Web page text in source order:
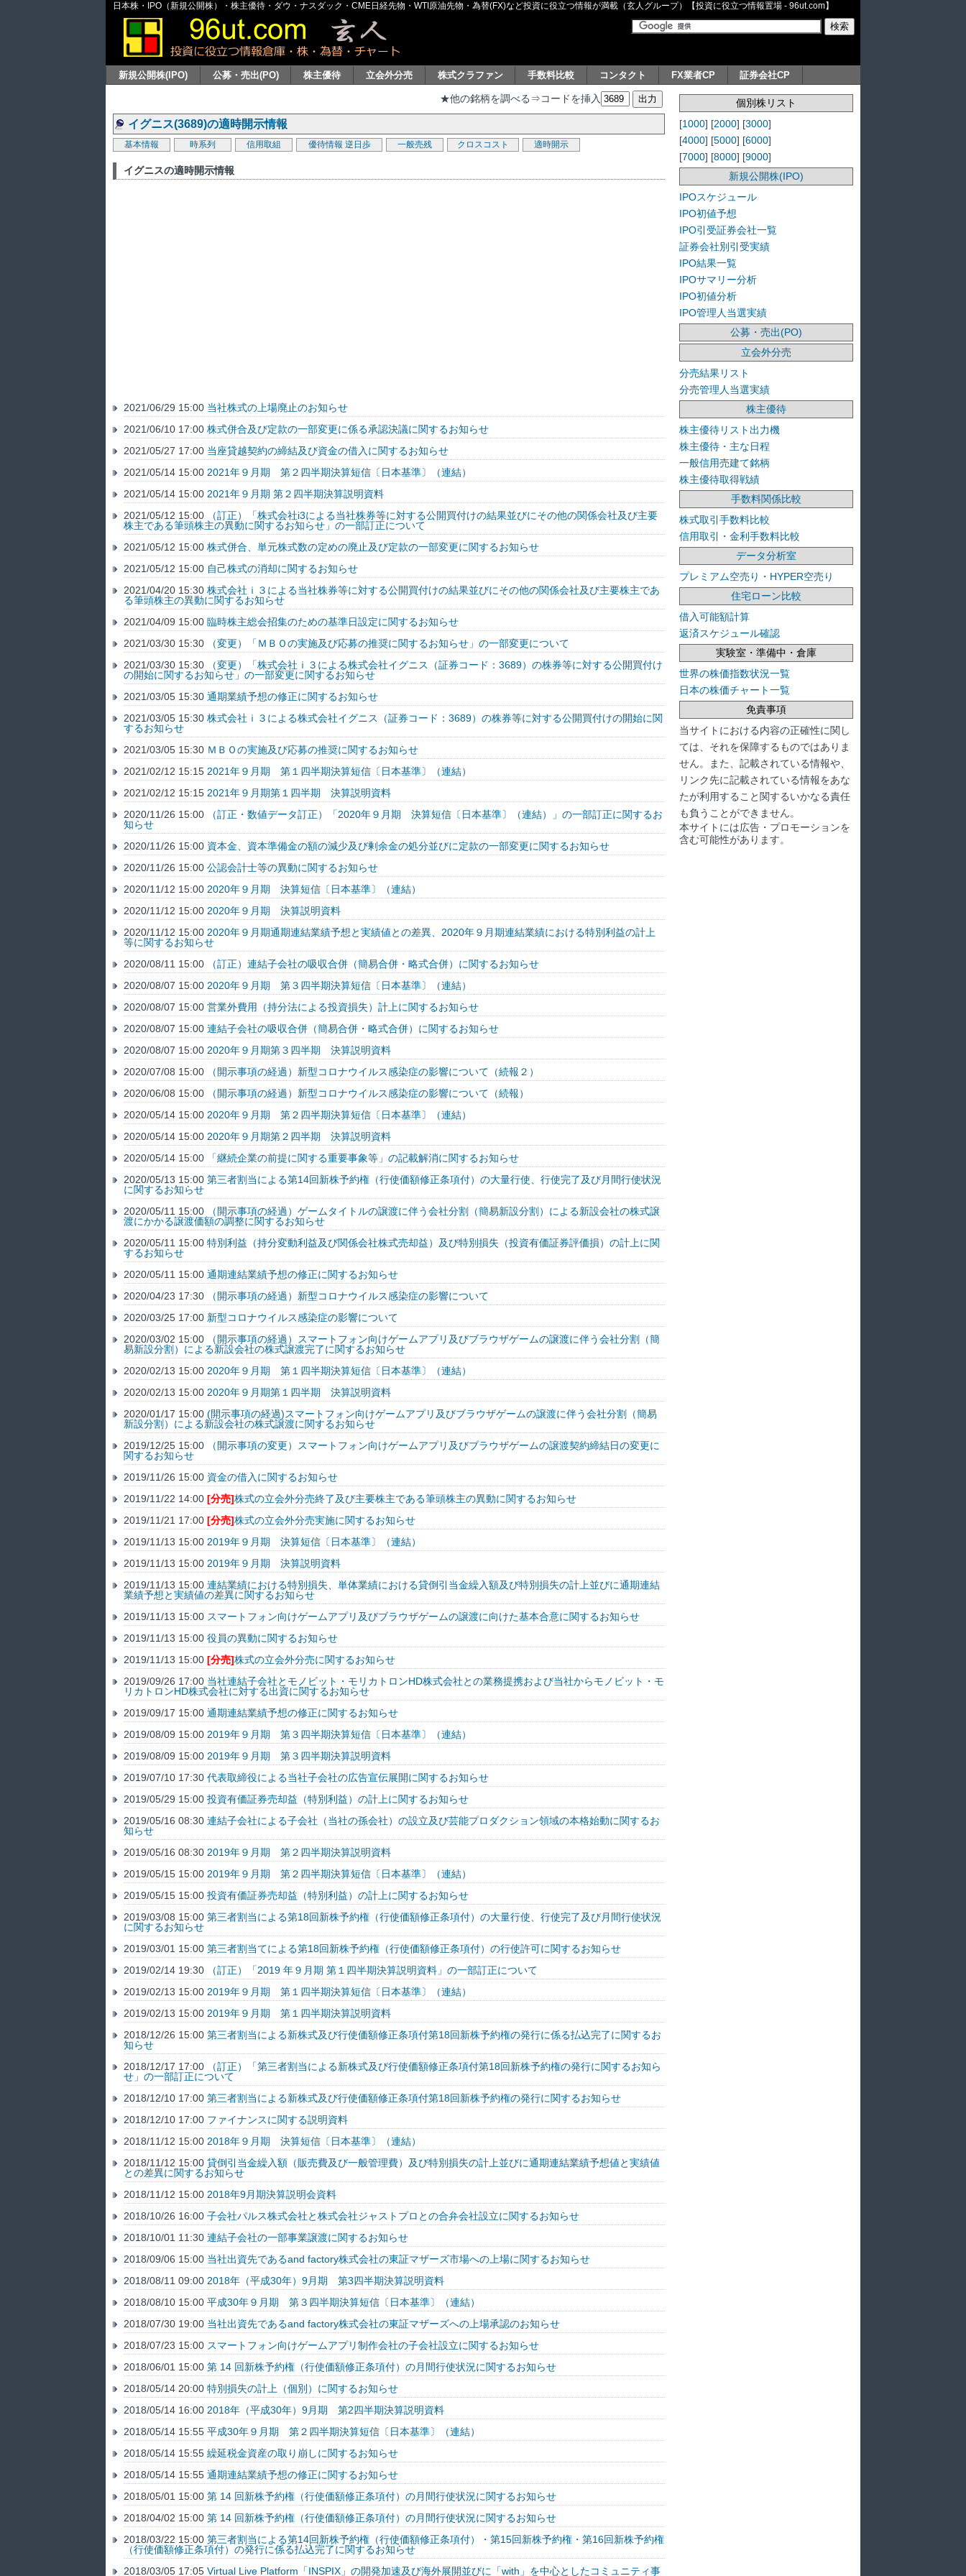
日本株・IPO（新規公開株）・株主優待・ダウ・ナスダック・CME日経先物・WTI原油先物・為替(FX)など投資に役立つ情報が満載（玄人グループ）【投資に役立つ情報置場 - 96ut.com】
新規公開株(IPO) 公募・売出(PO) 株主優待 立会外分売 株式クラファン 手数料比較 コンタクト FX業者CP 証券会社CP
★他の銘柄を調べる⇒コードを挿入
イグニス(3689)の適時開示情報
基本情報 時系列 信用取組 優待情報 逆日歩 一般売残 クロスコスト 適時開示
イグニスの適時開示情報
2021/06/29 15:00 当社株式の上場廃止のお知らせ
2021/06/10 17:00 株式併合及び定款の一部変更に係る承認決議に関するお知らせ
2021/05/27 17:00 当座貸越契約の締結及び資金の借入に関するお知らせ
2021/05/14 15:00 2021年９月期 第２四半期決算短信〔日本基準〕（連結）
2021/05/14 15:00 2021年９月期 第２四半期決算説明資料
2021/05/12 15:00
（訂正）「株式会社i3による当社株券等に対する公開買付けの結果並びにその他の関係会社及び主要
株主である筆頭株主の異動に関するお知らせ」の一部訂正について
2021/05/12 15:00 株式併合、単元株式数の定めの廃止及び定款の一部変更に関するお知らせ
2021/05/12 15:00 自己株式の消却に関するお知らせ
2021/04/20 15:30 株式会社ｉ３による当社株券等に対する公開買付けの結果並びにその他の関係会社及び主要株主であ
る筆頭株主の異動に関するお知らせ
2021/04/09 15:00 臨時株主総会招集のための基準日設定に関するお知らせ
2021/03/30 15:30
（変更）「ＭＢＯの実施及び応募の推奨に関するお知らせ」の一部変更について
2021/03/30 15:30
（変更）「株式会社ｉ３による株式会社イグニス（証券コード：3689）の株券等に対する公開買付け
の開始に関するお知らせ」の一部変更に関するお知らせ
2021/03/05 15:30 通期業績予想の修正に関するお知らせ
2021/03/05 15:30 株式会社ｉ３による株式会社イグニス（証券コード：3689）の株券等に対する公開買付けの開始に関
するお知らせ
2021/03/05 15:30 ＭＢＯの実施及び応募の推奨に関するお知らせ
2021/02/12 15:15 2021年９月期 第１四半期決算短信〔日本基準〕（連結）
2021/02/12 15:15 2021年９月期第１四半期 決算説明資料
2020/11/26 15:00
（訂正・数値データ訂正）「2020年９月期 決算短信〔日本基準〕（連結）」の一部訂正に関するお
知らせ
2020/11/26 15:00 資本金、資本準備金の額の減少及び剰余金の処分並びに定款の一部変更に関するお知らせ
2020/11/26 15:00 公認会計士等の異動に関するお知らせ
2020/11/12 15:00 2020年９月期 決算短信〔日本基準〕（連結）
2020/11/12 15:00 2020年９月期 決算説明資料
2020/11/12 15:00 2020年９月期通期連結業績予想と実績値との差異、2020年９月期連結業績における特別利益の計上
等に関するお知らせ
2020/08/11 15:00
（訂正）連結子会社の吸収合併（簡易合併・略式合併）に関するお知らせ
2020/08/07 15:00 2020年９月期 第３四半期決算短信〔日本基準〕（連結）
2020/08/07 15:00 営業外費用（持分法による投資損失）計上に関するお知らせ
2020/08/07 15:00 連結子会社の吸収合併（簡易合併・略式合併）に関するお知らせ
2020/08/07 15:00 2020年９月期第３四半期 決算説明資料
2020/07/08 15:00
（開示事項の経過）新型コロナウイルス感染症の影響について（続報２）
2020/06/08 15:00
（開示事項の経過）新型コロナウイルス感染症の影響について（続報）
2020/05/14 15:00 2020年９月期 第２四半期決算短信〔日本基準〕（連結）
2020/05/14 15:00 2020年９月期第２四半期 決算説明資料
2020/05/14 15:00
「継続企業の前提に関する重要事象等」の記載解消に関するお知らせ
2020/05/13 15:00 第三者割当による第14回新株予約権（行使価額修正条項付）の大量行使、行使完了及び月間行使状況
に関するお知らせ
2020/05/11 15:00
（開示事項の経過）ゲームタイトルの譲渡に伴う会社分割（簡易新設分割）による新設会社の株式譲
渡にかかる譲渡価額の調整に関するお知らせ
2020/05/11 15:00 特別利益（持分変動利益及び関係会社株式売却益）及び特別損失（投資有価証券評価損）の計上に関
するお知らせ
2020/05/11 15:00 通期連結業績予想の修正に関するお知らせ
2020/04/23 17:30
（開示事項の経過）新型コロナウイルス感染症の影響について
2020/03/25 17:00 新型コロナウイルス感染症の影響について
2020/03/02 15:00
（開示事項の経過）スマートフォン向けゲームアプリ及びブラウザゲームの譲渡に伴う会社分割（簡
易新設分割）による新設会社の株式譲渡完了に関するお知らせ
2020/02/13 15:00 2020年９月期 第１四半期決算短信〔日本基準〕（連結）
2020/02/13 15:00 2020年９月期第１四半期 決算説明資料
2020/01/17 15:00 (開示事項の経過)スマートフォン向けゲームアプリ及びブラウザゲームの譲渡に伴う会社分割（簡易
新設分割）による新設会社の株式譲渡に関するお知らせ
2019/12/25 15:00
（開示事項の変更）スマートフォン向けゲームアプリ及びブラウザゲームの譲渡契約締結日の変更に
関するお知らせ
2019/11/26 15:00 資金の借入に関するお知らせ
2019/11/22 14:00 [分売]株式の立会外分売終了及び主要株主である筆頭株主の異動に関するお知らせ
2019/11/21 17:00 [分売]株式の立会外分売実施に関するお知らせ
2019/11/13 15:00 2019年９月期 決算短信〔日本基準〕（連結）
2019/11/13 15:00 2019年９月期 決算説明資料
2019/11/13 15:00 連結業績における特別損失、単体業績における貸倒引当金繰入額及び特別損失の計上並びに通期連結
業績予想と実績値の差異に関するお知らせ
2019/11/13 15:00 スマートフォン向けゲームアプリ及びブラウザゲームの譲渡に向けた基本合意に関するお知らせ
2019/11/13 15:00 役員の異動に関するお知らせ
2019/11/13 15:00 [分売]株式の立会外分売に関するお知らせ
2019/09/26 17:00 当社連結子会社とモノビット・モリカトロンHD株式会社との業務提携および当社からモノビット・モ
リカトロンHD株式会社に対する出資に関するお知らせ
2019/09/17 15:00 通期連結業績予想の修正に関するお知らせ
2019/08/09 15:00 2019年９月期 第３四半期決算短信〔日本基準〕（連結）
2019/08/09 15:00 2019年９月期 第３四半期決算説明資料
2019/07/10 17:30 代表取締役による当社子会社の広告宣伝展開に関するお知らせ
2019/05/29 15:00 投資有価証券売却益（特別利益）の計上に関するお知らせ
2019/05/16 08:30 連結子会社による子会社（当社の孫会社）の設立及び芸能プロダクション領域の本格始動に関するお
知らせ
2019/05/16 08:30 2019年９月期 第２四半期決算説明資料
2019/05/15 15:00 2019年９月期 第２四半期決算短信〔日本基準〕（連結）
2019/05/15 15:00 投資有価証券売却益（特別利益）の計上に関するお知らせ
2019/03/08 15:00 第三者割当による第18回新株予約権（行使価額修正条項付）の大量行使、行使完了及び月間行使状況
に関するお知らせ
2019/03/01 15:00 第三者割当てによる第18回新株予約権（行使価額修正条項付）の行使許可に関するお知らせ
2019/02/14 19:30
（訂正）「2019 年９月期 第１四半期決算説明資料」の一部訂正について
2019/02/13 15:00 2019年９月期 第１四半期決算短信〔日本基準〕（連結）
2019/02/13 15:00 2019年９月期 第１四半期決算説明資料
2018/12/26 15:00 第三者割当による新株式及び行使価額修正条項付第18回新株予約権の発行に係る払込完了に関するお
知らせ
2018/12/17 17:00
（訂正）「第三者割当による新株式及び行使価額修正条項付第18回新株予約権の発行に関するお知ら
せ」の一部訂正について
2018/12/10 17:00 第三者割当による新株式及び行使価額修正条項付第18回新株予約権の発行に関するお知らせ
2018/12/10 17:00 ファイナンスに関する説明資料
2018/11/12 15:00 2018年９月期 決算短信〔日本基準〕（連結）
2018/11/12 15:00 貸倒引当金繰入額（販売費及び一般管理費）及び特別損失の計上並びに通期連結業績予想値と実績値
との差異に関するお知らせ
2018/11/12 15:00 2018年9月期決算説明会資料
2018/10/26 16:00 子会社パルス株式会社と株式会社ジャストプロとの合弁会社設立に関するお知らせ
2018/10/01 11:30 連結子会社の一部事業譲渡に関するお知らせ
2018/09/06 15:00 当社出資先であるand factory株式会社の東証マザーズ市場への上場に関するお知らせ
2018/08/11 09:00 2018年（平成30年）9月期 第3四半期決算説明資料
2018/08/10 15:00 平成30年９月期 第３四半期決算短信〔日本基準〕（連結）
2018/07/30 19:00 当社出資先であるand factory株式会社の東証マザーズへの上場承認のお知らせ
2018/07/23 15:00 スマートフォン向けゲームアプリ制作会社の子会社設立に関するお知らせ
2018/06/01 15:00 第 14 回新株予約権（行使価額修正条項付）の月間行使状況に関するお知らせ
2018/05/14 20:00 特別損失の計上（個別）に関するお知らせ
2018/05/14 16:00 2018年（平成30年）9月期 第2四半期決算説明資料
2018/05/14 15:55 平成30年９月期 第２四半期決算短信〔日本基準〕（連結）
2018/05/14 15:55 繰延税金資産の取り崩しに関するお知らせ
2018/05/14 15:55 通期連結業績予想の修正に関するお知らせ
2018/05/01 15:00 第 14 回新株予約権（行使価額修正条項付）の月間行使状況に関するお知らせ
2018/04/02 15:00 第 14 回新株予約権（行使価額修正条項付）の月間行使状況に関するお知らせ
2018/03/22 15:00 第三者割当による第14回新株予約権（行使価額修正条項付）・第15回新株予約権・第16回新株予約権
（行使価額修正条項付）の発行に係る払込完了に関するお知らせ
2018/03/05 17:05 Virtual Live Platform「INSPIX」の開発加速及び海外展開並びに「with」を中心としたコミュニティ事
個別株リスト
[1000] [2000] [3000]
[4000] [5000] [6000]
[7000] [8000] [9000]
新規公開株(IPO)
IPOスケジュール
IPO初値予想
IPO引受証券会社一覧
証券会社別引受実績
IPO結果一覧
IPOサマリー分析
IPO初値分析
IPO管理人当選実績
公募・売出(PO)
立会外分売
分売結果リスト
分売管理人当選実績
株主優待
株主優待リスト出力機
株主優待・主な日程
一般信用売建て銘柄
株主優待取得戦績
手数料関係比較
株式取引手数料比較
信用取引・金利手数料比較
データ分析室
プレミアム空売り・HYPER空売り
住宅ローン比較
借入可能額計算
返済スケジュール確認
実験室・準備中・倉庫
世界の株価指数状況一覧
日本の株価チャート一覧
免責事項
当サイトにおける内容の正確性に関し
ては、それを保障するものではありま
せん。また、記載されている情報や、
リンク先に記載されている情報をあな
たが利用すること関するいかなる責任
も負うことができません。
本サイトには広告・プロモーションを
含む可能性があります。